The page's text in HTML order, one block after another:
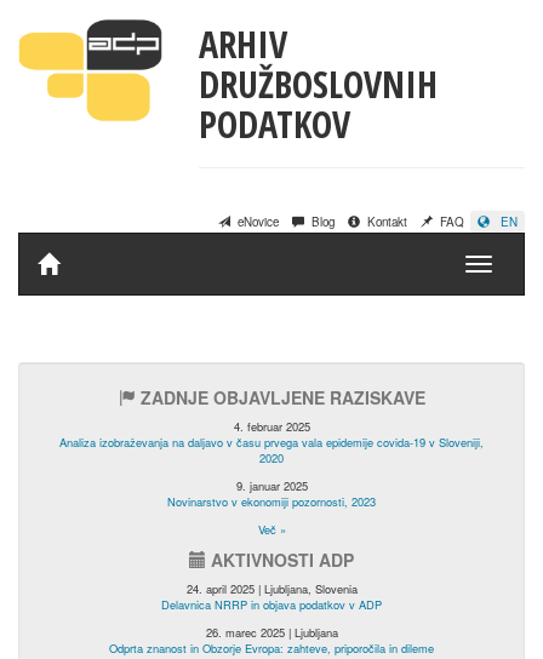
ARHIV
DRUŽBOSLOVNIH
PODATKOV
eNovice Blog Kontakt FAQ EN
Domov
ZADNJE OBJAVLJENE RAZISKAVE
4. februar 2025
Analiza izobraževanja na daljavo v času prvega vala epidemije covida-19 v Sloveniji,
2020
9. januar 2025
Novinarstvo v ekonomiji pozornosti, 2023
Več »
AKTIVNOSTI ADP
24. april 2025 | Ljubljana, Slovenia
Delavnica NRRP in objava podatkov v ADP
26. marec 2025 | Ljubljana
Odprta znanost in Obzorje Evropa: zahteve, priporočila in dileme